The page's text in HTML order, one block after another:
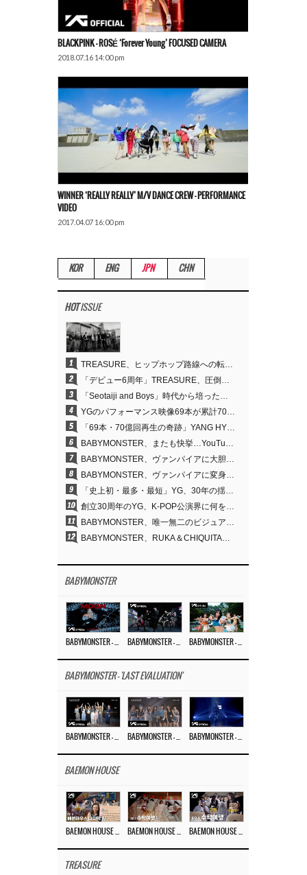
BLACKPINK – ROSÉ ‘Forever Young’ FOCUSED CAMERA
2018.07.16 14:00 pm
WINNER ‘REALLY REALLY’ M/V DANCE CREW – PERFORMANCE
VIDEO
2017.04.07 16:00 pm
KOR ENG JPN CHN
HOTISSUE
1 TREASURE、ヒップホップ路線への転換が的中…デビュー6周年でさらなる飛躍
2 「デビュー6周年」TREASURE、圧倒的な実力で証明した「YGの宝」の真価
3 「Seotaiji and Boys」時代から培ったダンスDNA…YANG HYUN SUK、YGのパフォーマンスビデオ70億回再生の原点
4 YGのパフォーマンス映像69本が累計70億回再生…YANG HYUN SUKの制作哲学が実を結ぶ
5 「69本・70億回再生の奇跡」YANG HYUN SUK、YGのパフォーマンスビデオを100％自ら手掛けた理由
6 BABYMONSTER、またも快挙…YouTubeワールドワイドトレンドで1位に
7 BABYMONSTER、ヴァンパイアに大胆変身…YouTubeトレンド1位を獲得
8 BABYMONSTER、ヴァンパイアに変身…「MOON」で3か月にわたるプロジェクトを締めくくる
9 「史上初・最多・最短」YG、30年の揺るぎない信念が切り開いたK-POPツアーの新境地
10 創立30周年のYG、K-POP公演界に何を残したのか
11 BABYMONSTER、唯一無二のビジュアルと圧倒的な表現力…『MOON』
12 BABYMONSTER、RUKA＆CHIQUITAの「MOON」ビジュアルを公開…洗練されたカリスマ性・ユニークなビジュアル
BABYMONSTER
BABYMONSTER - 'LAST EVALUATION'
BAEMON HOUSE
TREASURE